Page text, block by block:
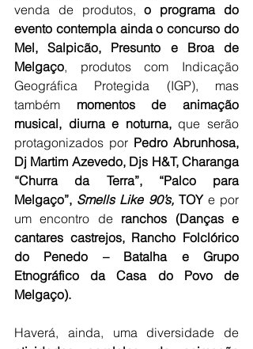
venda de produtos, o programa do
evento contempla ainda o concurso do
Mel, Salpicão, Presunto e Broa de
Melgaço, produtos com Indicação
Geográfica Protegida (IGP), mas
também momentos de animação
musical, diurna e noturna, que serão
protagonizados por Pedro Abrunhosa,
Dj Martim Azevedo, Djs H&T, Charanga
“Churra da Terra”, “Palco para
Melgaço”, Smells Like 90’s, TOY e por
um encontro de ranchos (Danças e
cantares castrejos, Rancho Folclórico
do Penedo – Batalha e Grupo
Etnográfico da Casa do Povo de
Melgaço).